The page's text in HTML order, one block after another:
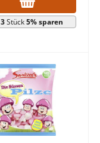
3Stück5% sparen